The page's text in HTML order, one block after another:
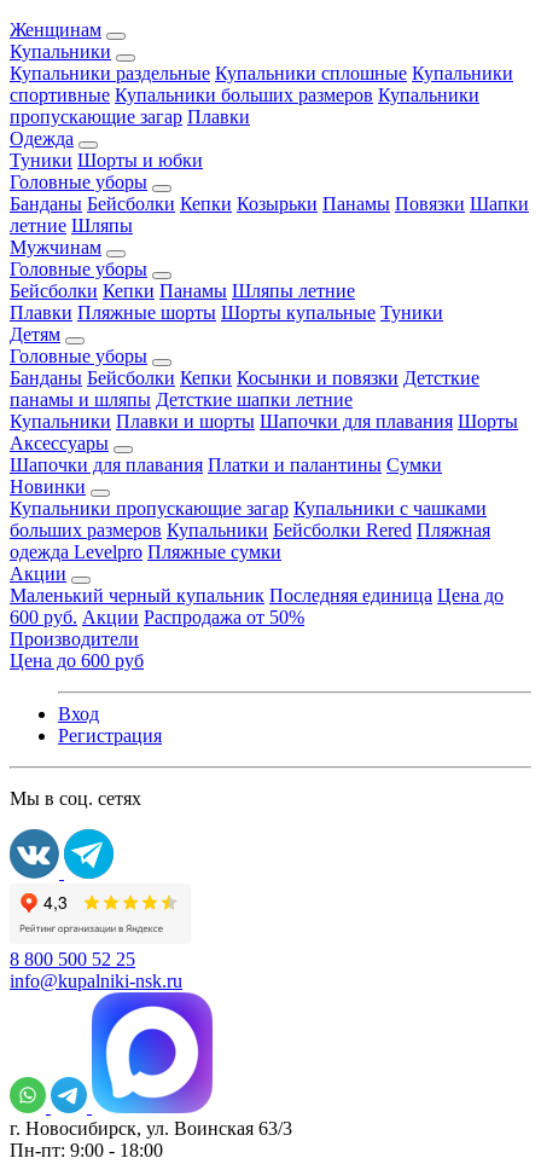
Женщинам
Купальники
Купальники раздельные Купальники сплошные Купальники
спортивные Купальники больших размеров Купальники
пропускающие загар Плавки
Одежда
Туники Шорты и юбки
Головные уборы
Банданы Бейсболки Кепки Козырьки Панамы Повязки Шапки
летние Шляпы
Мужчинам
Головные уборы
Бейсболки Кепки Панамы Шляпы летние
Плавки Пляжные шорты Шорты купальные Туники
Детям
Головные уборы
Банданы Бейсболки Кепки Косынки и повязки Детсткие
панамы и шляпы Детсткие шапки летние
Купальники Плавки и шорты Шапочки для плавания Шорты
Аксессуары
Шапочки для плавания Платки и палантины Сумки
Новинки
Купальники пропускающие загар Купальники с чашками
больших размеров Купальники Бейсболки Rered Пляжная
одежда Levelpro Пляжные сумки
Акции
Маленький черный купальник Последняя единица Цена до
600 руб. Акции Распродажа от 50%
Производители
Цена до 600 руб
Вход
Регистрация
Мы в соц. сетях
8 800 500 52 25
info@kupalniki-nsk.ru
г. Новосибирск, ул. Воинская 63/3
Пн-пт: 9:00 - 18:00